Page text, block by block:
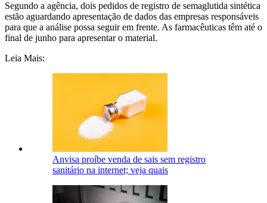
Segundo a agência, dois pedidos de registro de semaglutida sintética
estão aguardando apresentação de dados das empresas responsáveis
para que a análise possa seguir em frente. As farmacêuticas têm até o
final de junho para apresentar o material.
Leia Mais:
Anvisa proíbe venda de sais sem registro
sanitário na internet; veja quais